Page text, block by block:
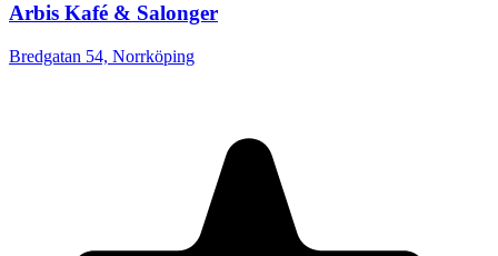
Arbis Kafé & Salonger
Bredgatan 54, Norrköping